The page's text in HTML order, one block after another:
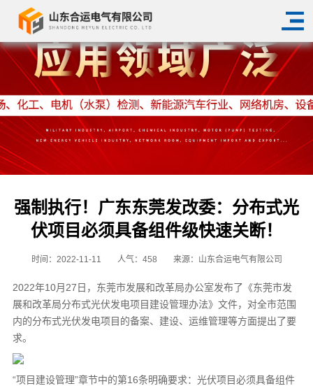
强制执行！广东东莞发改委：分布式光
伏项目必须具备组件级快速关断！
时间：2022-11-11 人气： 458 来源：山东合运电气有限公司
2022年10月27日，东莞市发展和改革局办公室发布了《东莞市发
展和改革局分布式光伏发电项目建设管理办法》文件，对全市范围
内的分布式光伏发电项目的备案、建设、运维管理等方面提出了要
求。
“项目建设管理”章节中的第16条明确要求：光伏项目必须具备组件